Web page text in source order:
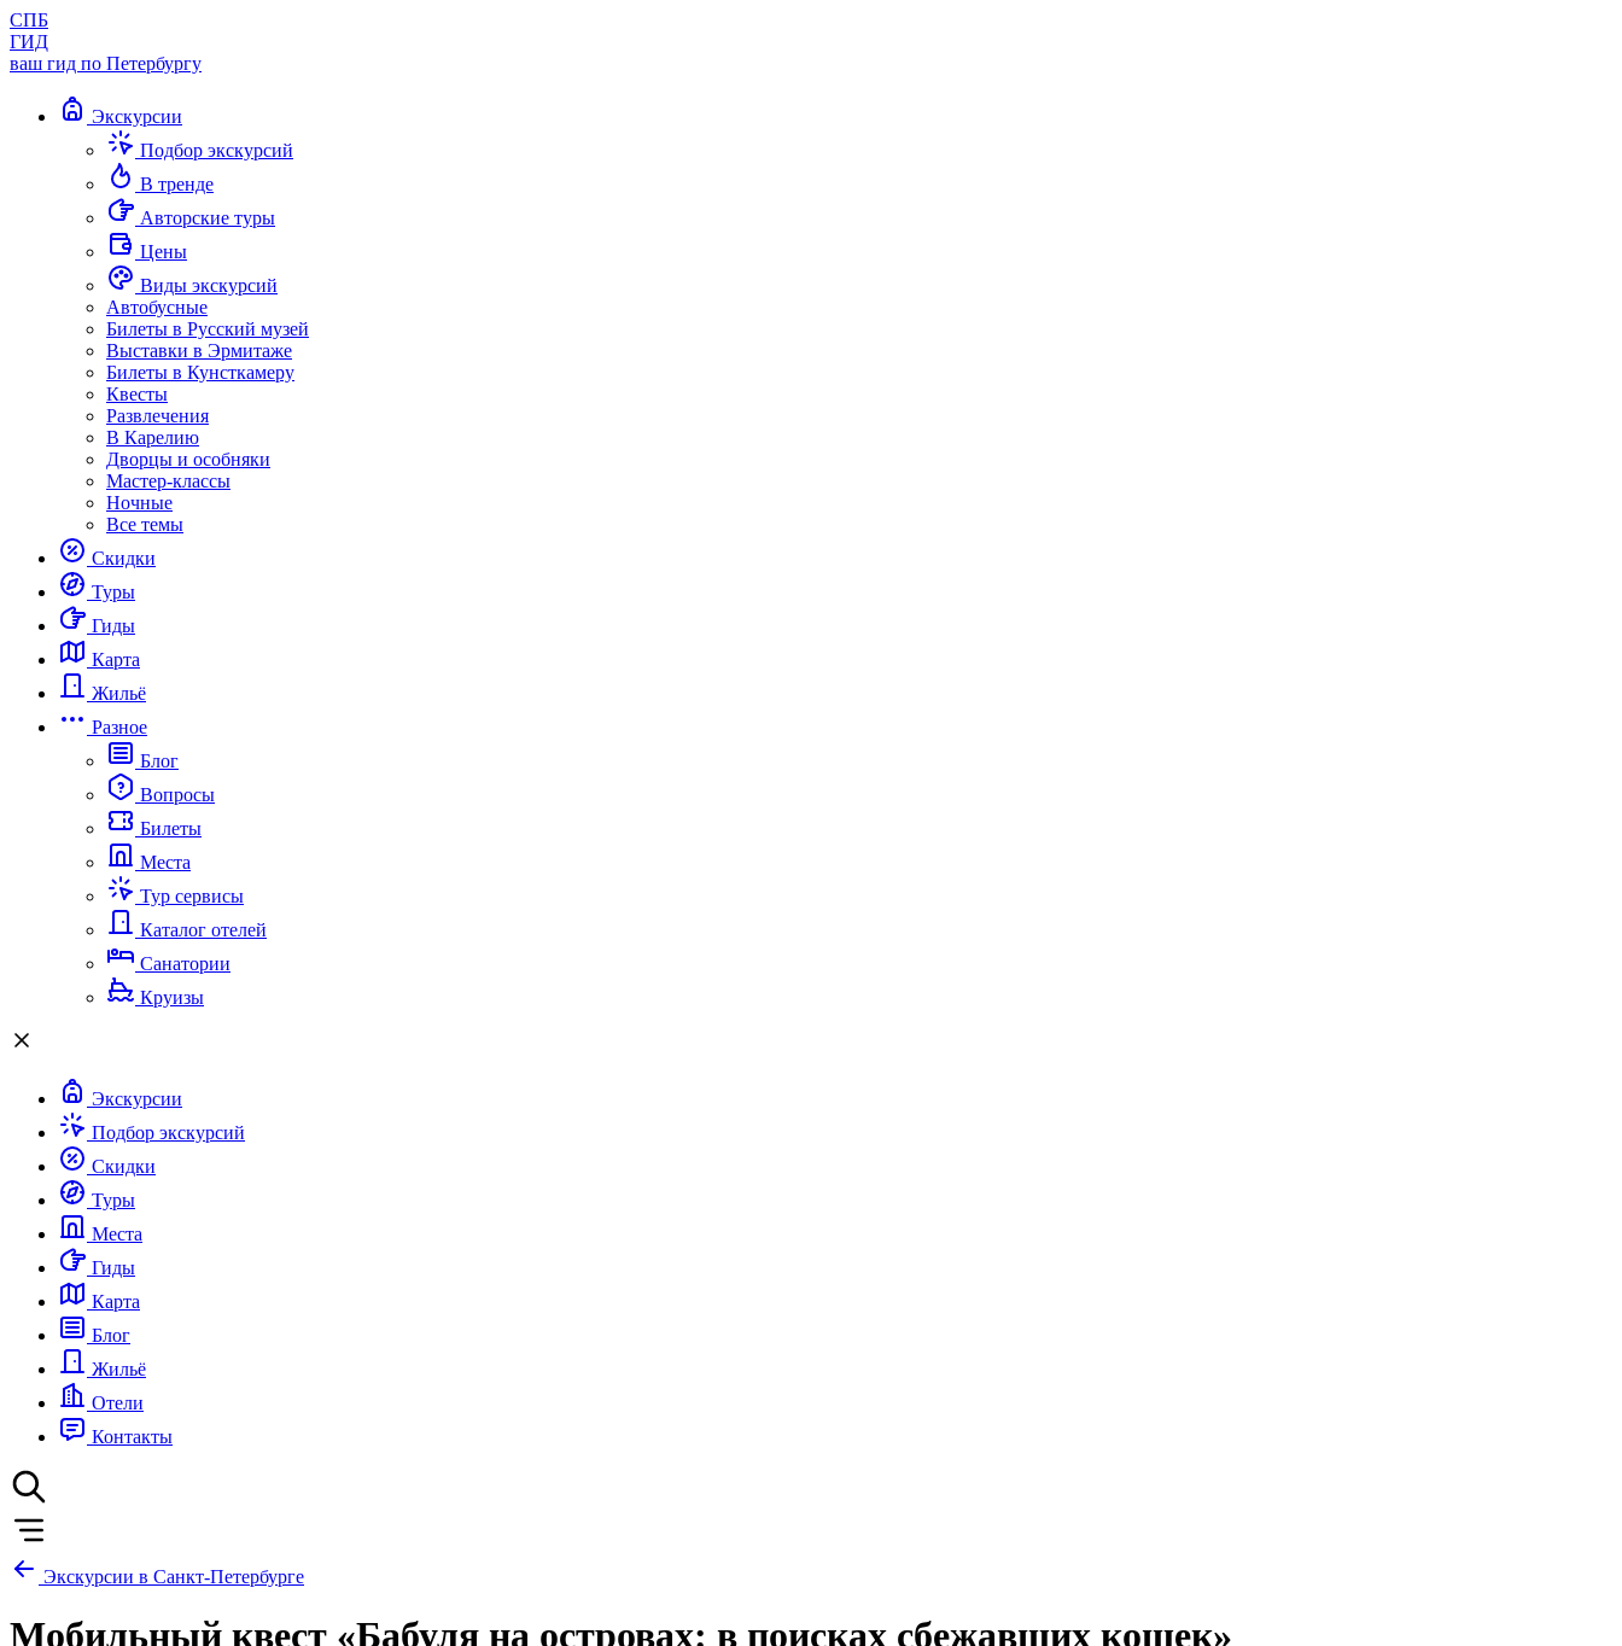
СПБ
ГИД
ваш гид по Петербургу
Экскурсии
Подбор экскурсий
В тренде
Авторские туры
Цены
Виды экскурсий
Автобусные
Билеты в Русский музей
Выставки в Эрмитаже
Билеты в Кунсткамеру
Квесты
Развлечения
В Карелию
Дворцы и особняки
Мастер-классы
Ночные
Все темы
Скидки
Туры
Гиды
Карта
Жильё
Разное
Блог
Вопросы
Билеты
Места
Тур сервисы
Каталог отелей
Санатории
Круизы
Экскурсии
Подбор экскурсий
Скидки
Туры
Места
Гиды
Карта
Блог
Жильё
Отели
Контакты
Экскурсии в Санкт-Петербурге
Мобильный квест «Бабуля на островах: в поисках сбежавших кошек»